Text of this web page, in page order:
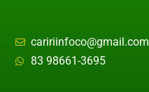
caririinfoco@gmail.com
83 98661-3695